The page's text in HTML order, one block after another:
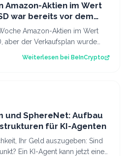
Amazon-Aktien im Wert
war bereits vor dem
geplant
Amazon-Aktien im Wert
aber der Verkaufsplan wurde
Gewinnspr…
Weiterlesen bei BeInCrypto
und SphereNet: Aufbau
für KI-Agenten
Ihr Geld auszugeben: Sind
Ein KI-Agent kann jetzt einen